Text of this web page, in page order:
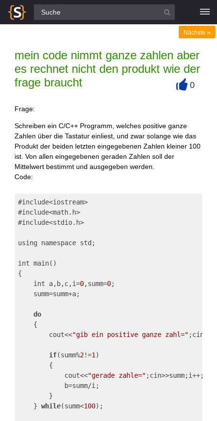
Alle Fragen
mein code nimmt ganze zahlen aber
es rechnet nicht den produkt wie der
frage braucht
Nächste »
0
Frage:
Schreiben ein C/C++ Programm, welches positive ganze
Zahlen über die Tastatur einliest, und zwar solange wie das
Produkt der beiden letzten eingegebenen Zahlen kleiner 100
ist. Von allen eingegebenen geraden Zahlen soll der
Mittelwert bestimmt und ausgegeben werden.
Code:
#include<iostream>
#include<math.h>
#include<stdio.h>
using namespace std;
int main()
{
    int a,b,c,i=
0,summ=0;
    summ=summ+a;
do
    {
        cout<<
"gib ein positive ganze zahl="
if(summ%2!=1 )
        {
            cout<<
"gerade zahle=" ;cin>>summ;i++;
            b=summ/i;
        }
    }
while(summ<100);